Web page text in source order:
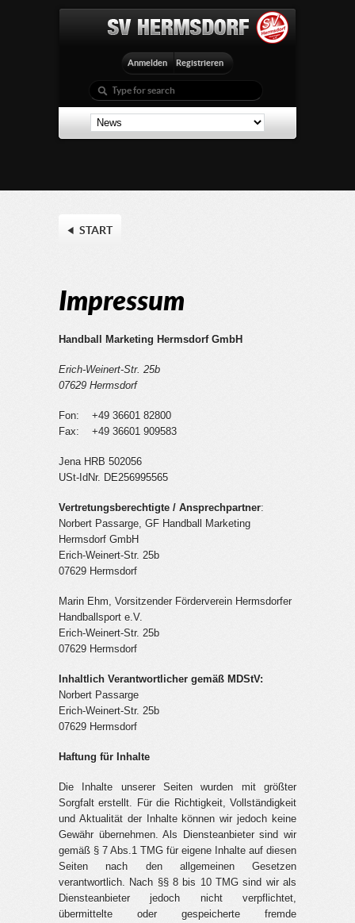
Anmelden Registrieren
START
Impressum
Handball Marketing Hermsdorf GmbH
Erich-Weinert-Str. 25b
07629 Hermsdorf
Fon: +49 36601 82800
Fax: +49 36601 909583
Jena HRB 502056
USt-IdNr. DE256995565
Vertretungsberechtigte / Ansprechpartner:
Norbert Passarge, GF Handball Marketing
Hermsdorf GmbH
Erich-Weinert-Str. 25b
07629 Hermsdorf
Marin Ehm, Vorsitzender Förderverein Hermsdorfer
Handballsport e.V.
Erich-Weinert-Str. 25b
07629 Hermsdorf
Inhaltlich Verantwortlicher gemäß MDStV:
Norbert Passarge
Erich-Weinert-Str. 25b
07629 Hermsdorf
Haftung für Inhalte
Die Inhalte unserer Seiten wurden mit größter
Sorgfalt erstellt. Für die Richtigkeit, Vollständigkeit
und Aktualität der Inhalte können wir jedoch keine
Gewähr übernehmen. Als Diensteanbieter sind wir
gemäß § 7 Abs.1 TMG für eigene Inhalte auf diesen
Seiten nach den allgemeinen Gesetzen
verantwortlich. Nach §§ 8 bis 10 TMG sind wir als
Diensteanbieter jedoch nicht verpflichtet,
übermittelte oder gespeicherte fremde